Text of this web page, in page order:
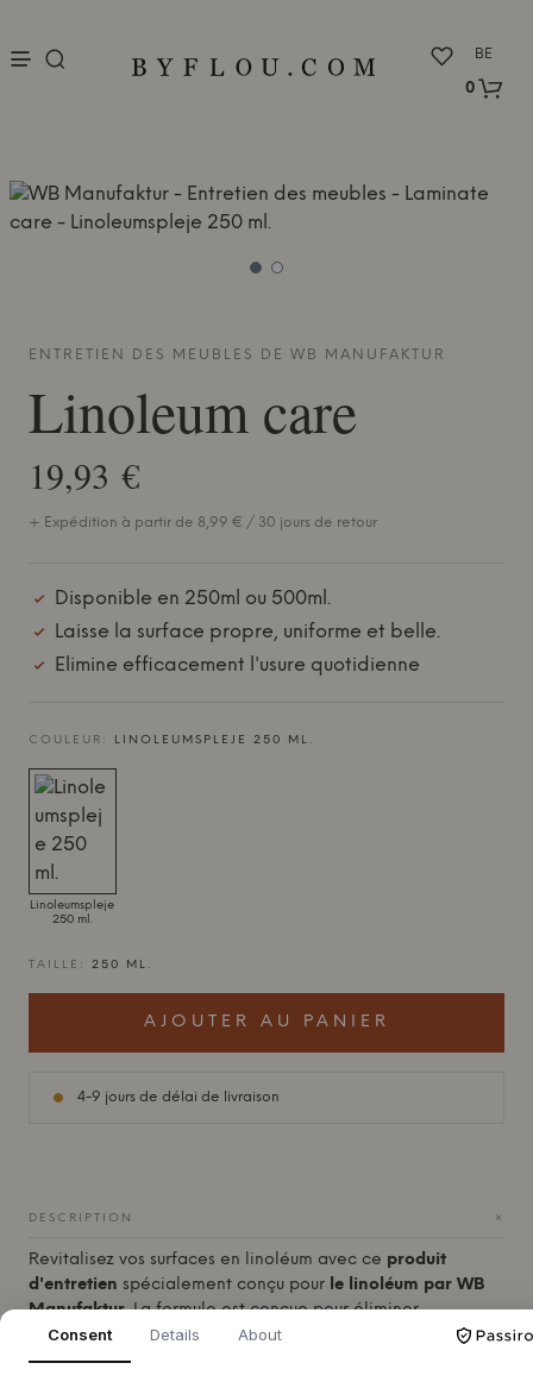
BE
0
ENTRETIEN DES MEUBLES DE WB MANUFAKTUR
Linoleum care
19,93 €
+ Expédition à partir de 8,99 € / 30 jours de retour
Disponible en 250ml ou 500ml.
Laisse la surface propre, uniforme et belle.
Elimine efficacement l'usure quotidienne
COULEUR: LINOLEUMSPLEJE 250 ML.
Linoleumspleje
250 ml.
TAILLE: 250 ML.
AJOUTER AU PANIER
4-9 jours de délai de livraison
DESCRIPTION +
Revitalisez vos surfaces en linoléum avec ce produit
d'entretien spécialement conçu pour le linoléum par WB
Manufaktur. La formule est conçue pour éliminer
efficacement la saleté et la graisse tout en conditionnant
le matériau pour qu'il conserve sa souplesse naturelle et sa
Consent Details About